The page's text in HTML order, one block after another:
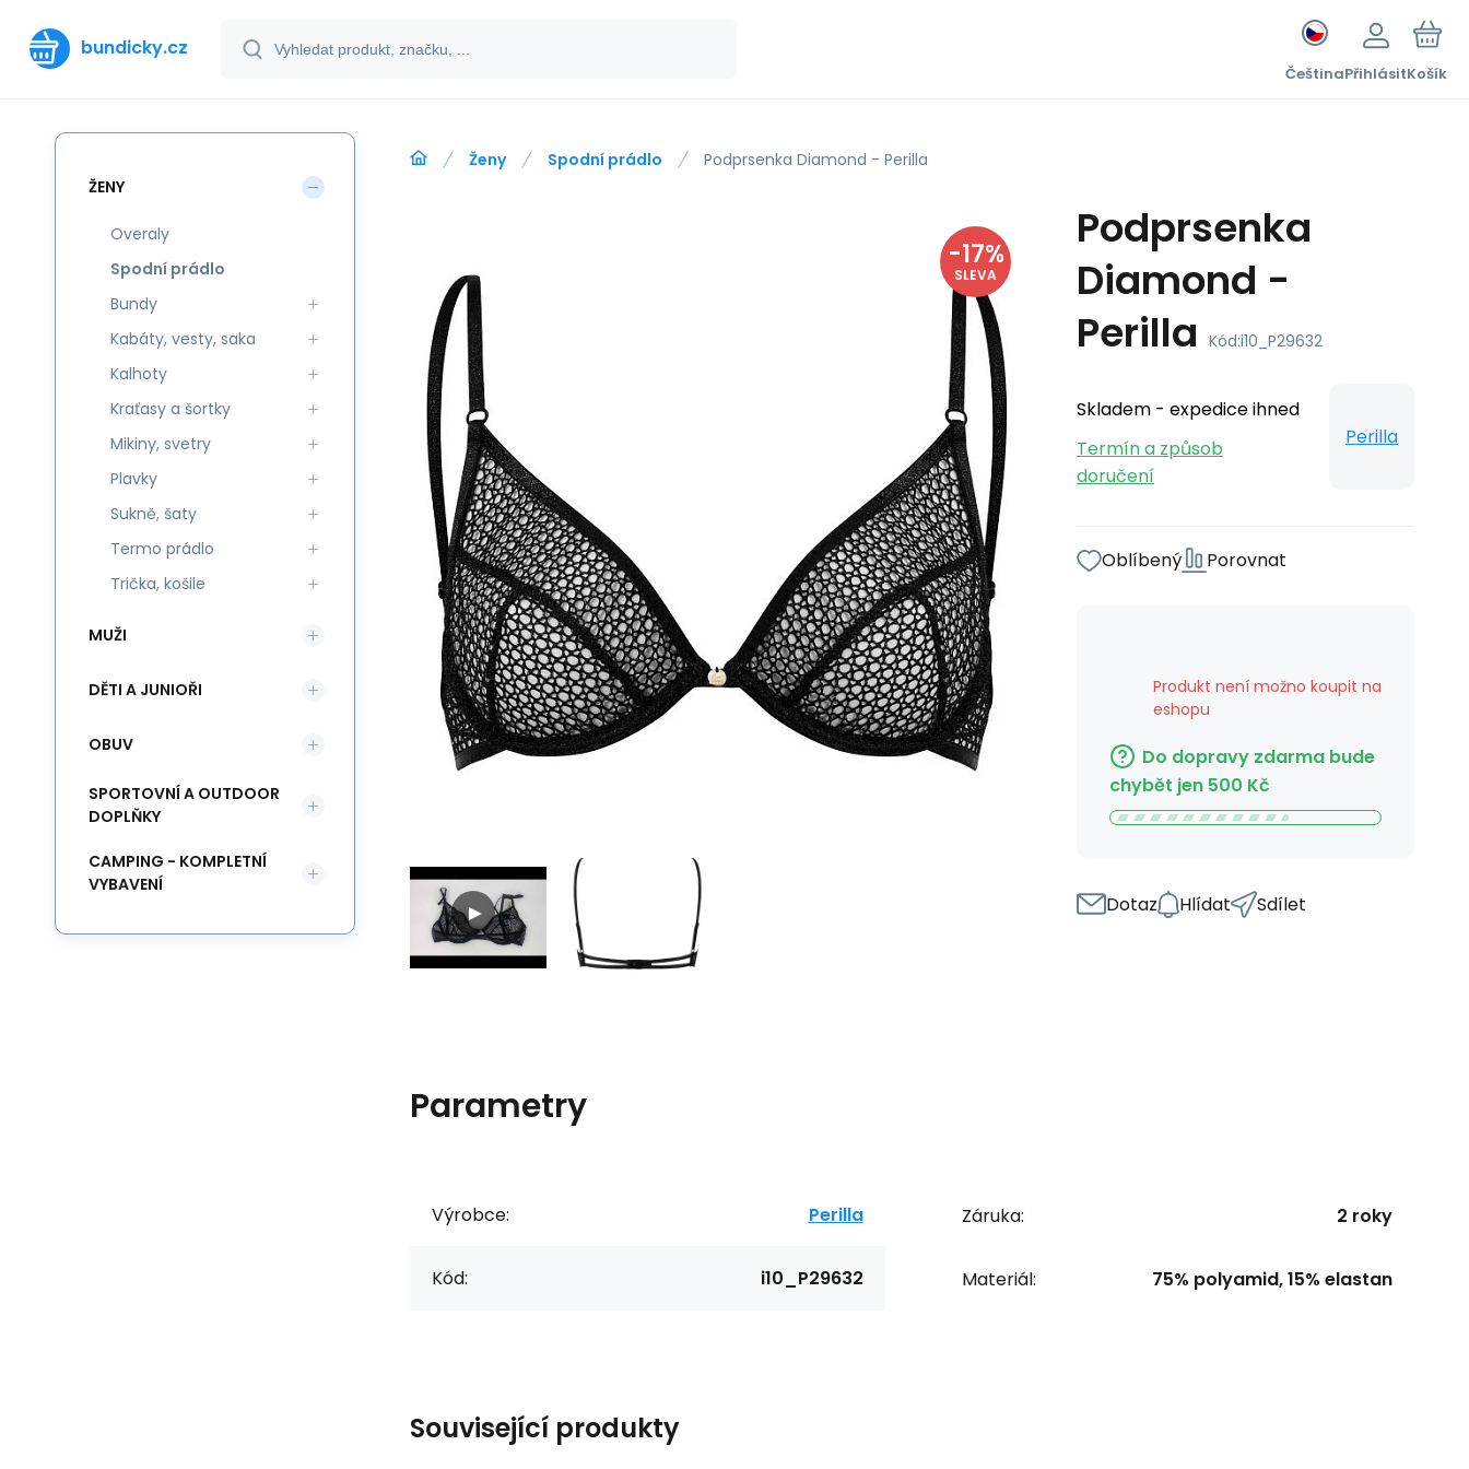
bundicky.cz
ČeštinaPřihlásitKošík
Ženy Spodní prádlo Podprsenka Diamond - Perilla
-17%
SLEVA
Podprsenka
Diamond -
Perilla Kód:i10_P29632
Skladem - expedice ihned
Termín a způsob
doručení
Perilla
Oblíbený Porovnat
Produkt není možno koupit na
eshopu
Do dopravy zdarma bude
chybět jen 500 Kč
Dotaz Hlídat Sdílet
Parametry
Výrobce: Perilla
Kód: i10_P29632
Záruka: 2 roky
Materiál: 75% polyamid, 15% elastan
Související produkty
ŽENY
Overaly
Spodní prádlo
Bundy
Kabáty, vesty, saka
Kalhoty
Kraťasy a šortky
Mikiny, svetry
Plavky
Sukně, šaty
Termo prádlo
Trička, košile
MUŽI
DĚTI A JUNIOŘI
OBUV
SPORTOVNÍ A OUTDOOR
DOPLŇKY
CAMPING - KOMPLETNÍ
VYBAVENÍ